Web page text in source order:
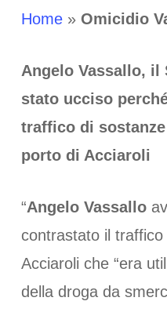
Home» Omicidio
Angelo Vassallo, il
stato ucciso
traffico di
porto di Acciaroli
“Angelo Vassallo
contrastato il
Acciaroli che “era
della droga da